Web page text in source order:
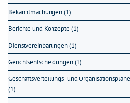
Bekanntmachungen (1)
Berichte und Konzepte (1)
Dienstvereinbarungen (1)
Gerichtsentscheidungen (1)
Geschäftsverteilungs- und Organisationspläne
(1)